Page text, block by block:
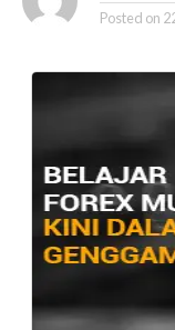
Posted on